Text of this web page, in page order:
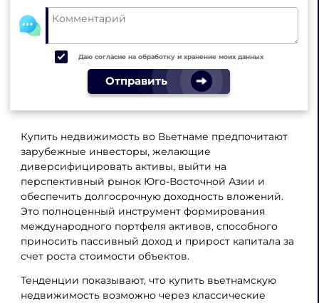
Даю согласие на обработку и хранение моих данных
Отправить
Купить недвижимость во Вьетнаме предпочитают
зарубежные инвесторы, желающие
диверсифицировать активы, выйти на
перспективный рынок Юго-Восточной Азии и
обеспечить долгосрочную доходность вложений.
Это полноценный инструмент формирования
международного портфеля активов, способного
приносить пассивный доход и прирост капитала за
счет роста стоимости объектов.
Тенденции показывают, что купить вьетнамскую
недвижимость возможно через классические